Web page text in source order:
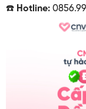
☎️ Hotline: